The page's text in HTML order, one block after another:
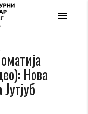
menu
Нова